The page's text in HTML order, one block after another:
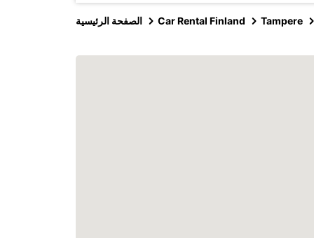
الصفحة الرئيسية Car Rental Finland Tampere